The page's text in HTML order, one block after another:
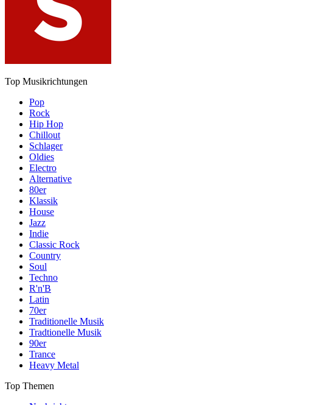
Top Musikrichtungen
Pop
Rock
Hip Hop
Chillout
Schlager
Oldies
Electro
Alternative
80er
Klassik
House
Jazz
Indie
Classic Rock
Country
Soul
Techno
R'n'B
Latin
70er
Traditionelle Musik
Tradtionelle Musik
90er
Trance
Heavy Metal
Top Themen